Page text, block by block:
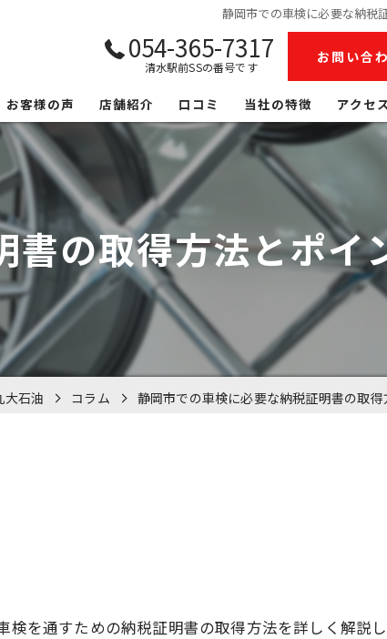
静岡市での車検に必要な納税
054-365-7317
清水駅前SSの番号です
お問い合
お客様の声 店舗紹介 口コミ 当社の特徴
整備
リース
鈑金塗装
アクセ
書の取得方法とポイ
大石油 コラム 静岡市での車検に必要な納税証明書の取得
を通すための納税証明書の取得方法を詳しく解説